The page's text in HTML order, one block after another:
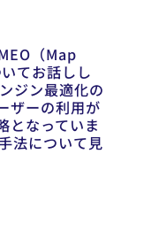
（Map
てお話しし
ジン最適化の
ザーの利用が
となっていま
法について見